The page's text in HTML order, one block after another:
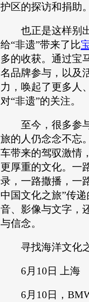
护区的探访和捐助
也正是这样别
给“非遗”带来了比
多的收获。通过宝
名品牌参与，以及
力，唤起了更多人
对“非遗”的关注。
至今，很多参
旅的人仍念念不忘
车带来的驾驭激情
更厚重的文化。一
录，一路撒播，一
中国文化之旅”传
音、影像与文字，
与信念。
寻找海洋文化
6月10日 上海
6月10日，